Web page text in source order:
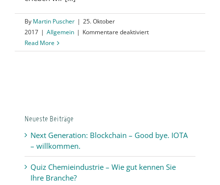
By Martin Puscher | 25. Oktober
2017 | Allgemein | Kommentare deaktiviertfür
Transformation
Read More
Neueste Beiträge
Next Generation: Blockchain – Good bye. IOTA
– willkommen.
Quiz Chemieindustrie – Wie gut kennen Sie
Ihre Branche?